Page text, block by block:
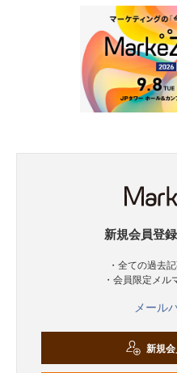
新規会員登録
・全ての過去
・会員限定メ
メール
新規